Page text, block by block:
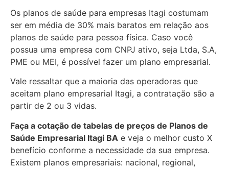
Os planos de saúde para empresas Itagi costumam
ser em média de 30% mais baratos em relação aos
planos de saúde para pessoa física. Caso você
possua uma empresa com CNPJ ativo, seja Ltda, S.A,
PME ou MEI, é possível fazer um plano empresarial.
Vale ressaltar que a maioria das operadoras que
aceitam plano empresarial Itagi, a contratação são a
partir de 2 ou 3 vidas.
Faça a cotação de tabelas de preços de Planos de
Saúde Empresarial Itagi BA e veja o melhor custo X
benefício conforme a necessidade da sua empresa.
Existem planos empresariais: nacional, regional,